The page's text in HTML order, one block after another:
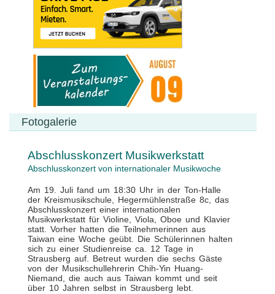
Fotogalerie
Abschlusskonzert Musikwerkstatt
Abschlusskonzert von internationaler Musikwoche
Am 19. Juli fand um 18:30 Uhr in der Ton-Halle
der Kreismusikschule, Hegermühlenstraße 8c, das
Abschlusskonzert einer internationalen
Musikwerkstatt für Violine, Viola, Oboe und Klavier
statt. Vorher hatten die Teilnehmerinnen aus
Taiwan eine Woche geübt. Die Schülerinnen halten
sich zu einer Studienreise ca. 12 Tage in
Strausberg auf. Betreut wurden die sechs Gäste
von der Musikschullehrerin Chih-Yin Huang-
Niemand, die auch aus Taiwan kommt und seit
über 10 Jahren selbst in Strausberg lebt.